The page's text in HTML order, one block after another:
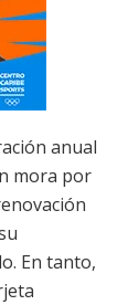
anual
mora por
En tanto,